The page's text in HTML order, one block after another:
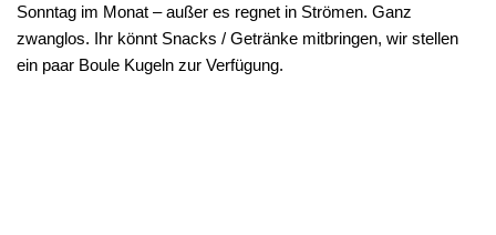
Sonntag im Monat – außer es regnet in Strömen. Ganz
zwanglos. Ihr könnt Snacks / Getränke mitbringen, wir stellen
ein paar Boule Kugeln zur Verfügung.